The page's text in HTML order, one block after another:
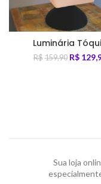
Luminária
R$ 159,90 R$
Sua loja